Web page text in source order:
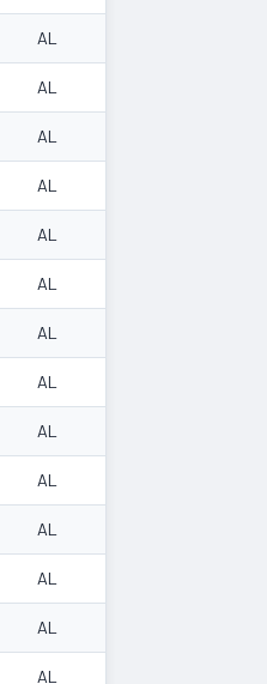
AL
AL
AL
AL
AL
AL
AL
AL
AL
AL
AL
AL
AL
AL